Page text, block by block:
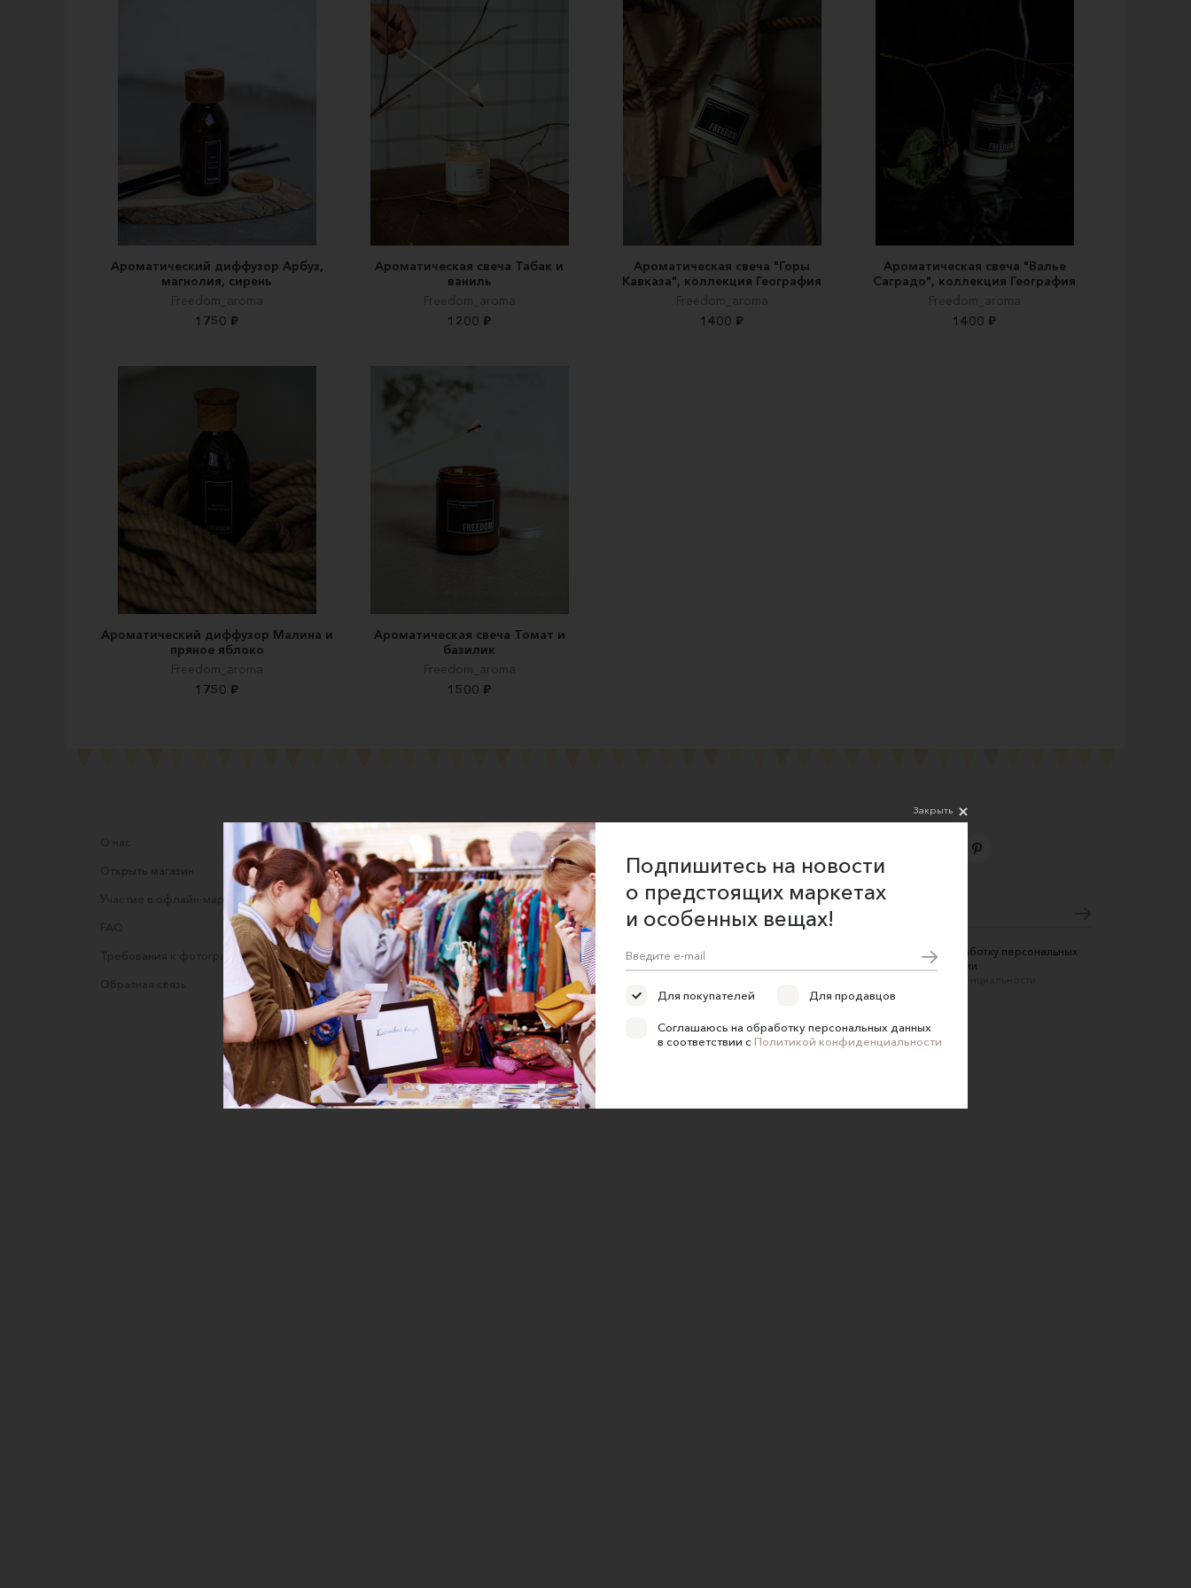
Ароматический диффузор Арбуз,
магнолия, сирень
Freedom_aroma
1750 ₽
Ароматическая свеча Табак и
ваниль
Freedom_aroma
1200 ₽
Ароматическая свеча "Горы
Кавказа", коллекция География
Freedom_aroma
1400 ₽
Ароматическая свеча "Валье
Саградо", коллекция География
Freedom_aroma
1400 ₽
Ароматический диффузор Малина и
пряное яблоко
Freedom_aroma
1750 ₽
Ароматическая свеча Томат и
базилик
Freedom_aroma
1500 ₽
О нас
Открыть магазин
Участие в офлайн-маркете
FAQ
Требования к фотографиям
Обратная связь
Соглашение об оказании услуг
Правила сайта
Оферта для продавцов
Оферта для покупателей
Политика конфиденциальности
Согласие на обработку персональных
данных
Подпишитесь на новости
Соглашаюсь на обработку персональных
данных в соответствии
Закрыть
Подпишитесь на новости
о предстоящих маркетах
и особенных вещах!
Для покупателей Для продавцов
Соглашаюсь на обработку персональных данных
в соответствии с Политикой конфиденциальности